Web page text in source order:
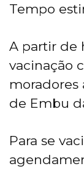
Tempo
A partir de
vacinação
moradores
de Embu
Para se